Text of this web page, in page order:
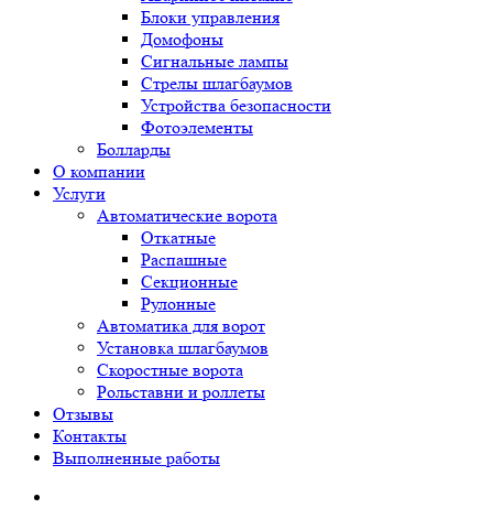
Блоки управления
Домофоны
Сигнальные лампы
Стрелы шлагбаумов
Устройства безопасности
Фотоэлементы
Болларды
О компании
Услуги
Автоматические ворота
Откатные
Распашные
Секционные
Рулонные
Автоматика для ворот
Установка шлагбаумов
Скоростные ворота
Рольставни и роллеты
Отзывы
Контакты
Выполненные работы